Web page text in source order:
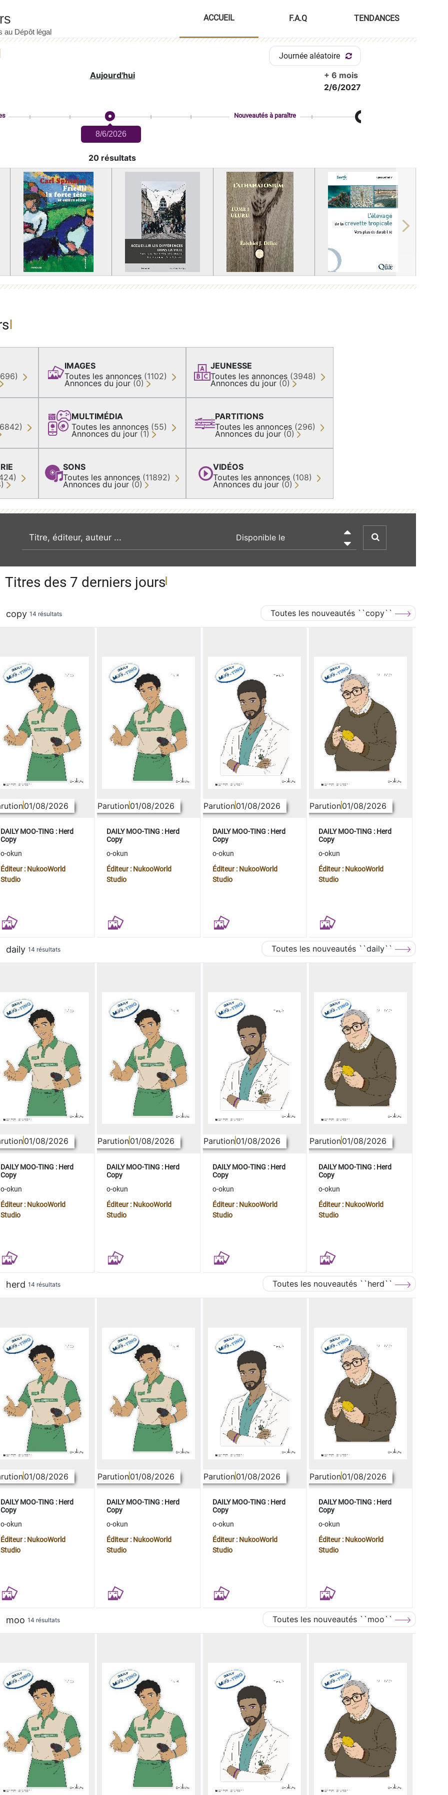
ACCUEIL F.A.Q TENDANCES
Journée aléatoire
Aujourd'hui
+ 6 mois
2/6/2027
8/6/2026
Nouveautés à paraître
20 résultats
Next
IMAGES
Toutes les annonces (1102)
Annonces du jour (0)
MULTIMÉDIA
Toutes les annonces (55)
Annonces du jour (1)
SONS
Toutes les annonces (11892)
Annonces du jour (0)
JEUNESSE
Toutes les annonces (3948)
Annonces du jour (0)
PARTITIONS
Toutes les annonces (296)
Annonces du jour (0)
VIDÉOS
Toutes les annonces (108)
Annonces du jour (0)
recherche par mot clé

Titres des 7 derniers jours
copy 14 résultats Toutes les nouveautés ``copy``
01/08/2026
DAILY MOO-TING : Herd
Copy
o-okun
Éditeur : NukooWorld
Studio
Parution01/08/2026
DAILY MOO-TING : Herd
Copy
o-okun
Éditeur : NukooWorld
Studio
Parution01/08/2026
DAILY MOO-TING : Herd
Copy
o-okun
Éditeur : NukooWorld
Studio
Parution01/08/2026
DAILY MOO-TING : Herd
Copy
o-okun
Éditeur : NukooWorld
Studio
daily 14 résultats Toutes les nouveautés ``daily``
01/08/2026
DAILY MOO-TING : Herd
Copy
o-okun
Éditeur : NukooWorld
Studio
Parution01/08/2026
DAILY MOO-TING : Herd
Copy
o-okun
Éditeur : NukooWorld
Studio
Parution01/08/2026
DAILY MOO-TING : Herd
Copy
o-okun
Éditeur : NukooWorld
Studio
Parution01/08/2026
DAILY MOO-TING : Herd
Copy
o-okun
Éditeur : NukooWorld
Studio
herd 14 résultats Toutes les nouveautés ``herd``
01/08/2026
DAILY MOO-TING : Herd
Copy
o-okun
Éditeur : NukooWorld
Studio
Parution01/08/2026
DAILY MOO-TING : Herd
Copy
o-okun
Éditeur : NukooWorld
Studio
Parution01/08/2026
DAILY MOO-TING : Herd
Copy
o-okun
Éditeur : NukooWorld
Studio
Parution01/08/2026
DAILY MOO-TING : Herd
Copy
o-okun
Éditeur : NukooWorld
Studio
moo 14 résultats Toutes les nouveautés ``moo``